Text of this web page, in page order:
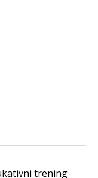
trening